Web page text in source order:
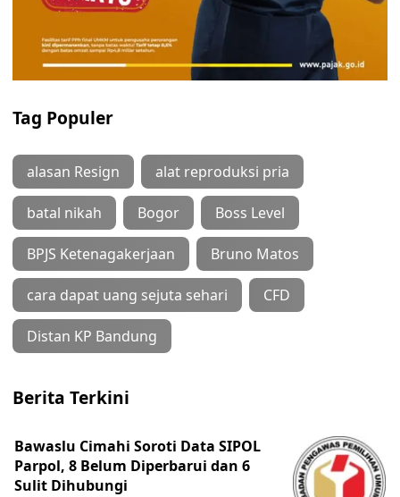
Tag Populer
alasan Resign alat reproduksi pria
batal nikah Bogor Boss Level
BPJS Ketenagakerjaan Bruno Matos
cara dapat uang sejuta sehari CFD
Distan KP Bandung
Berita Terkini
Bawaslu Cimahi Soroti Data SIPOL
Parpol, 8 Belum Diperbarui dan 6
Sulit Dihubungi